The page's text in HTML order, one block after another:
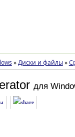
»Диски и файлы»
для